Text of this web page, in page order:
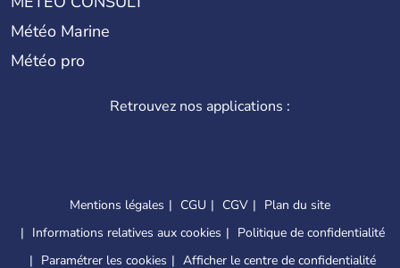
Météo Marine
Météo pro
Retrouvez nos applications :
Mentions légales CGU CGV
Plan du site
Informations relatives aux cookies
Politique de confidentialité
Paramétrer les cookies
Afficher le centre de confidentialité